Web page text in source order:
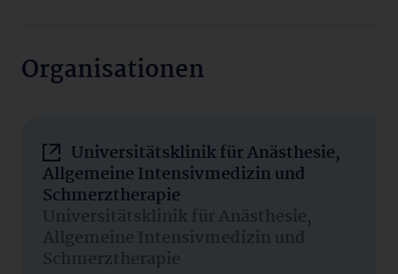
Organisationen
Universitätsklinik für Anästhesie,
Allgemeine Intensivmedizin und
Schmerztherapie
Universitätsklinik für Anästhesie,
Allgemeine Intensivmedizin und
Schmerztherapie